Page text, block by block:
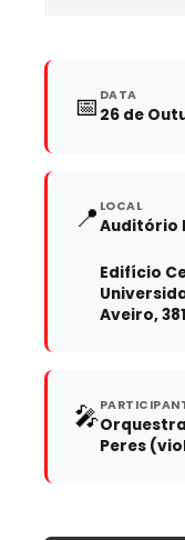
📅 DATA
26 de
📍 LOCAL
Auditório
Edifício
Aveiro,
🎤
Peres